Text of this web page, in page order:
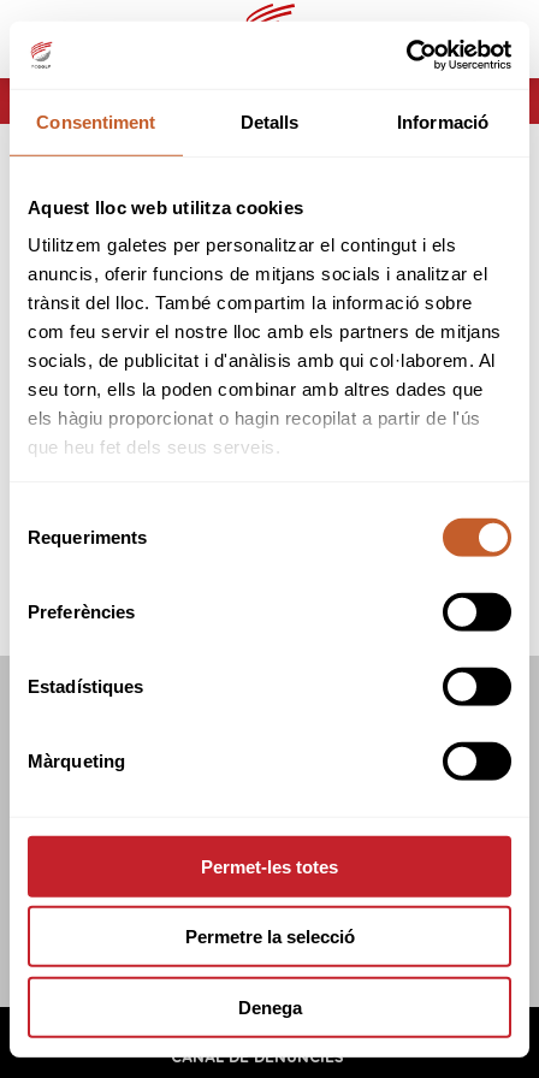
Consentiment Detalls Informació
Aquest lloc web utilitza cookies
Utilitzem galetes per personalitzar el contingut i els
anuncis, oferir funcions de mitjans socials i analitzar el
trànsit del lloc. També compartim la informació sobre
com feu servir el nostre lloc amb els partners de mitjans
socials, de publicitat i d'anàlisis amb qui col·laborem. Al
seu torn, ells la poden combinar amb altres dades que
els hàgiu proporcionat o hagin recopilat a partir de l'ús
que heu fet dels seus serveis.
Requeriments
Preferències
Estadístiques
Màrqueting
Permet-les totes
Permetre la selecció
Denega
ca es
Página no encontrada
Lo sentimos pero la página que estas buscando no
existe o ha cambiado.
tornar
C/TUSET 32, 8ÈNA PLANTA. 08006 BCN
POLÍTICA DE COOKIES
POLÍTICA DE PRIVADESA
CANAL DE DENÚNCIES